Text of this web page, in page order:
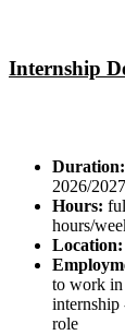
Internship
Duration:
2026/2027
Hours:
hours/
Location:
to work in
internship
role